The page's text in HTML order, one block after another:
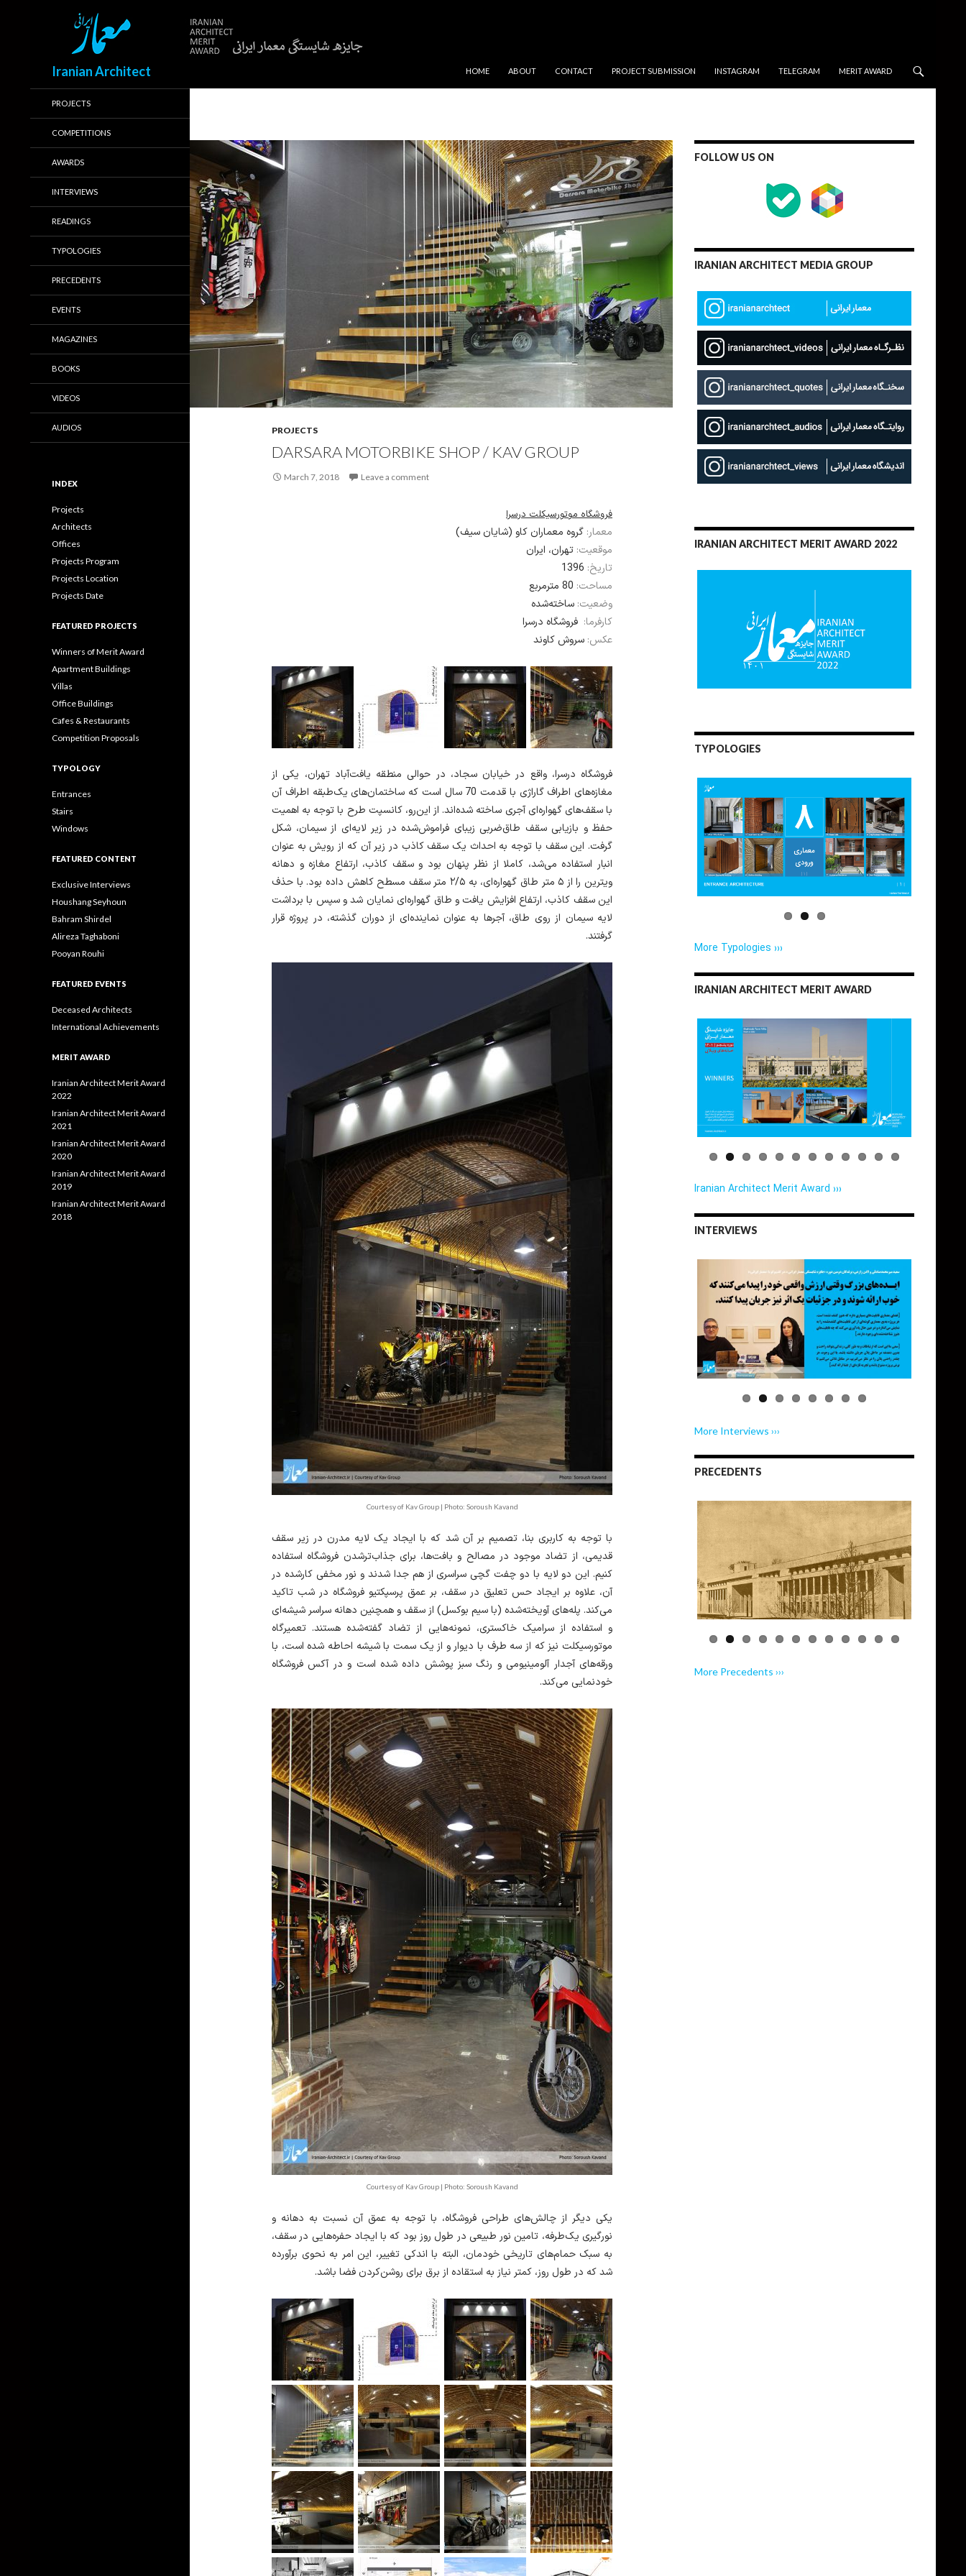
Iranian Architect
HOME
ABOUT CONTACT PROJECT SUBMISSION INSTAGRAM TELEGRAM MERIT AWARD
PROJECTS
DARSARA MOTORBIKE SHOP / KAV GROUP
March 7, 2018 Leave a comment
فروشگاه موتورسیکلت درسرا
معمار: گروه معماران کاو (شایان سیف)
موقعیت: تهران، ایران
تاریخ:
مساحت: 80 مترمربع
وضعیت: ساخته‌شده
کارفرما: فروشگاه درسرا
عکس: سروش کاوند
فروشگاه درسرا، واقع در خیابان سجاد، در حوالی منطقه یافت‌آباد تهران، یکی از
مغازه‌های اطراف گاراژی با قدمت 70 سال است که ساختمان‌های یک‌طبقه اطراف آن
با سقف‌های گهواره‌ای آجری ساخته شده‌اند. از این‌رو،کانسپت طرح با توجه به اهمیت
حفظ و بازیابی سقف طاق‌ضربی زیبای فراموش‌شده در زیر لایه‌ای از سیمان، شکل
گرفت. این سقف با توجه به احداث یک سقف کاذب در زیر آن که از رویش به عنوان
انبار استفاده می‌شد، کاملا از نظر پنهان بود و سقف کاذب، ارتفاع مغازه و دهانه
ویترین را از ۵ متر طاق گهواره‌ای، به ۲/۵ متر سقف مسطح کاهش داده بود. با حذف
این سقف کاذب، ارتفاع افزایش یافت و طاق گهواره‌ای نمایان شد و سپس با برداشت
لایه سیمان از روی طاق، آجرها به عنوان نماینده‌ای از دوران گذشته، در پروژه قرار
گرفتند.
Courtesy of Kav Group | Photo: Soroush Kavand
با توجه به کاربری بنا، تصمیم بر آن شد که با ایجاد یک لایه مدرن در زیر سقف
قدیمی، از تضاد موجود در مصالح و بافت‌ها، برای جذاب‌ترشدن فروشگاه استفاده
کنیم. این دو لایه با دو چفت گچی سراسری از هم جدا شدند و نور مخفی کارشده در
آن، علاوه بر ایجاد حس تعلیق در سقف، بر عمق پرسپکتیو فروشگاه در شب تاکید
می‌کند. پله‌های آویخته‌شده (با سیم بوکسل) از سقف و همچنین دهانه سراسر شیشه‌ای
و استفاده از سرامیک خاکستری، نمونه‌هایی از تضاد گفته‌شده هستند. تعمیرگاه
موتورسیکلت نیز که از سه طرف با دیوار و از یک سمت با شیشه احاطه شده است، با
ورقه‌های آجدار آلومینیومی و رنگ سبز پوشش داده شده است و در آکس فروشگاه
خودنمایی می‌کند.
Courtesy of Kav Group | Photo: Soroush Kavand
یکی دیگر از چالش‌های طراحی فروشگاه، با توجه به عمق آن نسبت به دهانه و
نورگیری یک‌طرفه، تامین نور طبیعی در طول روز بود که با ایجاد حفره‌هایی در سقف،
به سبک حمام‌های تاریخی خودمان، البته با اندکی تغییر، این امر به نحوی برآورده
شد که در طول روز، کمتر نیاز به استقاده از برق برای روشن‌کردن فضا باشد.
FOLLOW US ON
IRANIAN ARCHITECT MEDIA GROUP
IRANIAN ARCHITECT MERIT AWARD 2022
TYPOLOGIES
More Typologies ›››
IRANIAN ARCHITECT MERIT AWARD
Iranian Architect Merit Award ›››
INTERVIEWS
More Interviews ›››
PRECEDENTS
More Precedents ›››
PROJECTS
COMPETITIONS
AWARDS
INTERVIEWS
READINGS
TYPOLOGIES
PRECEDENTS
EVENTS
MAGAZINES
BOOKS
VIDEOS
AUDIOS
INDEX
Projects
Architects
Offices
Projects Program
Projects Location
Projects Date
FEATURED PROJECTS
Winners of Merit Award
Apartment Buildings
Villas
Office Buildings
Cafes & Restaurants
Competition Proposals
TYPOLOGY
Entrances
Stairs
Windows
FEATURED CONTENT
Exclusive Interviews
Houshang Seyhoun
Bahram Shirdel
Alireza Taghaboni
Pooyan Rouhi
FEATURED EVENTS
Deceased Architects
International Achievements
MERIT AWARD
Iranian Architect Merit Award
2022
Iranian Architect Merit Award
2021
Iranian Architect Merit Award
2020
Iranian Architect Merit Award
2019
Iranian Architect Merit Award
2018